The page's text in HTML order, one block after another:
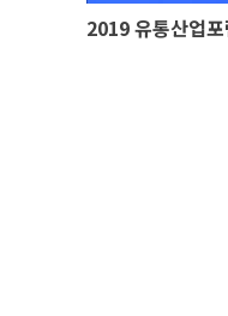
2019 유통산업